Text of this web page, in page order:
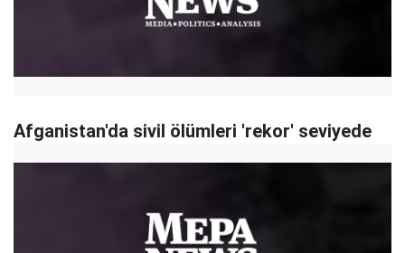
Afganistan'da sivil ölümleri 'rekor' seviyede